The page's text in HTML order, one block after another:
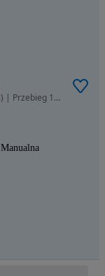
1685 cm3 • 115 KM • Kia Sportage 1.7 CRDi (2014) | Przebieg 111 tys. km | 2 Komplety kół
Manualna